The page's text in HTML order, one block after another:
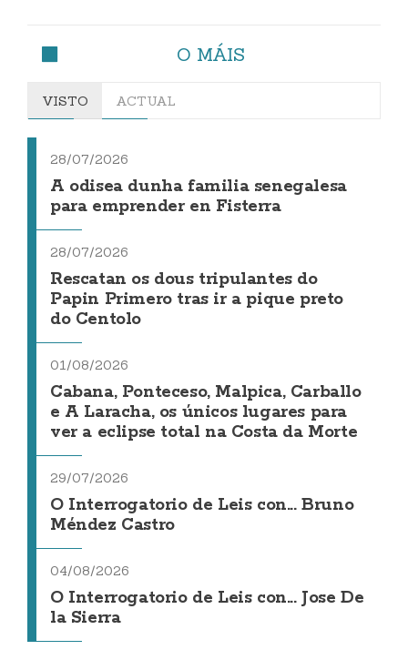
O MÁIS
VISTO ACTUAL
28/07/2026
A odisea dunha familia senegalesa
para emprender en Fisterra
28/07/2026
Rescatan os dous tripulantes do
Papin Primero tras ir a pique preto
do Centolo
01/08/2026
Cabana, Ponteceso, Malpica, Carballo
e A Laracha, os únicos lugares para
ver a eclipse total na Costa da Morte
29/07/2026
O Interrogatorio de Leis con... Bruno
Méndez Castro
04/08/2026
O Interrogatorio de Leis con... Jose De
la Sierra